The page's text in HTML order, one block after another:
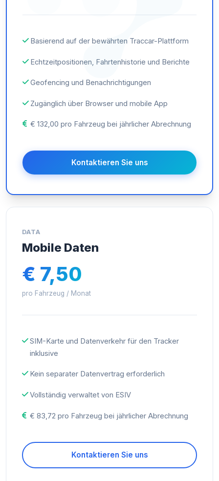
Basierend auf der bewährten Traccar-Plattform
Echtzeitpositionen, Fahrtenhistorie und Berichte
Geofencing und Benachrichtigungen
Zugänglich über Browser und mobile App
€ 132,00 pro Fahrzeug bei jährlicher Abrechnung
Kontaktieren Sie uns
DATA
Mobile Daten
€ 7,50
pro Fahrzeug / Monat
SIM-Karte und Datenverkehr für den Tracker
inklusive
Kein separater Datenvertrag erforderlich
Vollständig verwaltet von ESIV
€ 83,72 pro Fahrzeug bei jährlicher Abrechnung
Kontaktieren Sie uns